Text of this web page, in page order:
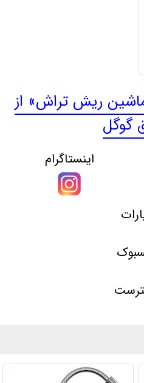
ریش تراش» از
گوگل
اینستاگرام